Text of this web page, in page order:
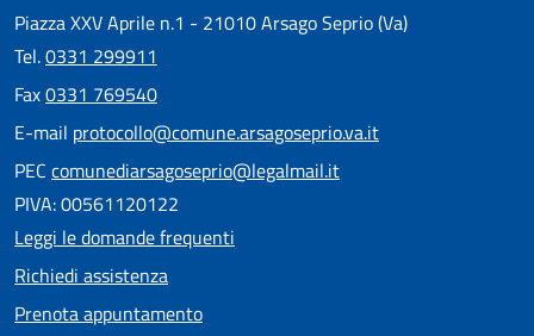
Piazza XXV Aprile n.1 - 21010 Arsago Seprio (Va)
Tel.0331 299911
Fax0331 769540
E-mail protocollo@comune.arsagoseprio.va.it
PEC comunediarsagoseprio@legalmail.it
PIVA: 00561120122
Leggi le domande frequenti
Richiedi assistenza
Prenota appuntamento